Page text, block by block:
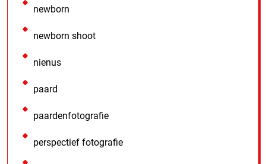
newborn
newborn shoot
nienus
paard
paardenfotografie
perspectief fotografie